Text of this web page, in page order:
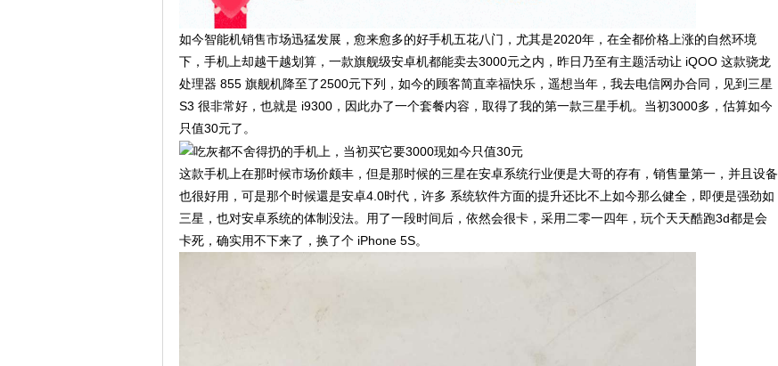
如今智能机销售市场迅猛发展，愈来愈多的好手机五花八门，尤其是2020年，在全都价格上涨的自然环境
下，手机上却越干越划算，一款旗舰级安卓机都能卖去3000元之内，昨日乃至有主题活动让 iQOO 这款骁龙
处理器 855 旗舰机降至了2500元下列，如今的顾客简直幸福快乐，遥想当年，我去电信网办合同，见到三星
S3 很非常好，也就是 i9300，因此办了一个套餐内容，取得了我的第一款三星手机。当初3000多，估算如今
只值30元了。
这款手机上在那时候市场价颇丰，但是那时候的三星在安卓系统行业便是大哥的存有，销售量第一，并且设备
也很好用，可是那个时候還是安卓4.0时代，许多 系统软件方面的提升还比不上如今那么健全，即便是强劲如
三星，也对安卓系统的体制没法。用了一段时间后，依然会很卡，采用二零一四年，玩个天天酷跑3d都是会
卡死，确实用不下来了，换了个 iPhone 5S。